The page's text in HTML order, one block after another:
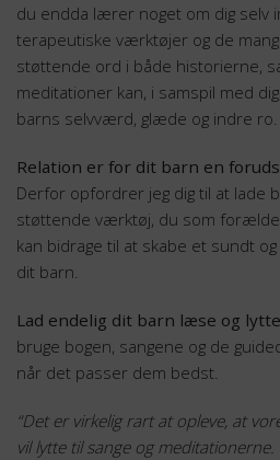
du endda lærer noget om dig selv
terapeutiske værktøjer og de
støttende ord i både historierne,
meditationer kan, i samspil med
barns selvværd, glæde og indre ro.
Relation er for dit barn en
Derfor opfordrer jeg dig til at lade
støttende værktøj, du som
kan bidrage til at skabe et sundt
dit barn.
Lad endelig dit barn læse og
bruge bogen, sangene og de
når det passer dem bedst.
“Det er virkelig rart at opleve, at
vil lytte til sange og